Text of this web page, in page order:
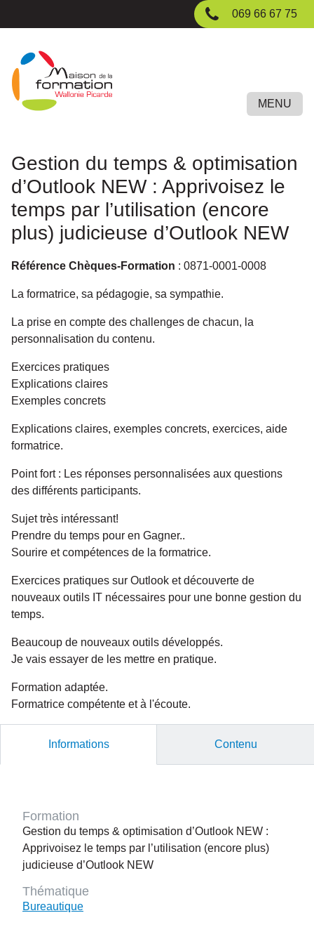
principal
069 66 67 75
MENU
Gestion du temps & optimisation
d’Outlook NEW : Apprivoisez le
temps par l’utilisation (encore
plus) judicieuse d’Outlook NEW
Référence Chèques-Formation : 0871-0001-0008
La formatrice, sa pédagogie, sa sympathie.
La prise en compte des challenges de chacun, la
personnalisation du contenu.
Exercices pratiques
Explications claires
Exemples concrets
Explications claires, exemples concrets, exercices, aide
formatrice.
Point fort : Les réponses personnalisées aux questions
des différents participants.
Sujet très intéressant!
Prendre du temps pour en Gagner..
Sourire et compétences de la formatrice.
Exercices pratiques sur Outlook et découverte de
nouveaux outils IT nécessaires pour une bonne gestion du
temps.
Beaucoup de nouveaux outils développés.
Je vais essayer de les mettre en pratique.
Formation adaptée.
Formatrice compétente et à l'écoute.
Informations Contenu
Formation
Gestion du temps & optimisation d’Outlook NEW :
Apprivoisez le temps par l’utilisation (encore plus)
judicieuse d’Outlook NEW
Thématique
Bureautique